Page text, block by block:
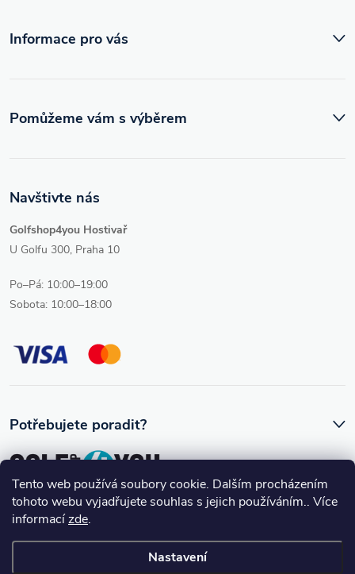
Tento web používá soubory cookie. Dalším procházením
tohoto webu vyjadřujete souhlas s jejich používáním.. Více
informacízde.
Nastavení
Informace pro vás
Navštivte nás
Golfshop4you Hostivař
U Golfu 300, Praha 10
Po–Pá: 10:00–19:00
Sobota: 10:00–18:00
Pomůžeme vám s výběrem
Potřebujete poradit?
Ozve se vám skutečný člověk, který golfovému vybavení rozumí.